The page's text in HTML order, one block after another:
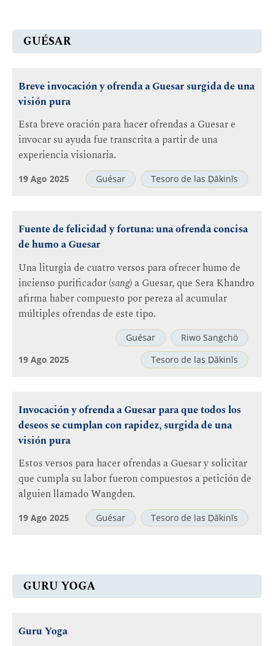
GUÉSAR
Breve invocación y ofrenda a Guesar surgida de una
visión pura
Esta breve oración para hacer ofrendas a Guesar e
invocar su ayuda fue transcrita a partir de una
experiencia visionaria.
Guésar Tesoro de las Ḍākinīs
19 Ago 2025
Fuente de felicidad y fortuna: una ofrenda concisa
de humo a Guesar
Una liturgia de cuatro versos para ofrecer humo de
incienso purificador (sang) a Guesar, que Sera Khandro
afirma haber compuesto por pereza al acumular
múltiples ofrendas de este tipo.
Guésar
Riwo Sangchö
Tesoro de las Ḍākinīs
19 Ago 2025
Invocación y ofrenda a Guesar para que todos los
deseos se cumplan con rapidez, surgida de una
visión pura
Estos versos para hacer ofrendas a Guesar y solicitar
que cumpla su labor fueron compuestos a petición de
alguien llamado Wangden.
Guésar Tesoro de las Ḍākinīs
19 Ago 2025
GURU YOGA
Guru Yoga